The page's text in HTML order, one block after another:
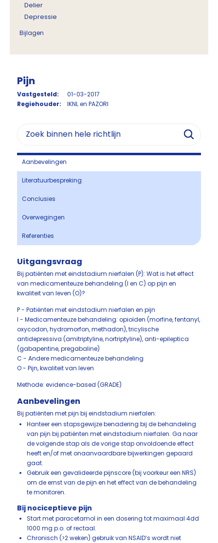
Delier
Depressie
Bijlagen
Pijn
Vastgesteld:
01-03-2017
Regiehouder:
IKNL en PAZORI
Aanbevelingen
Literatuurbespreking
Conclusies
Overwegingen
Referenties
Uitgangsvraag
Bij patiënten met eindstadium nierfalen (P): Wat is het effect
van medicamenteuze behandeling (I en C) op pijn en
kwaliteit van leven (O)?
P - Patiënten met eindstadium nierfalen en pijn
I - Medicamenteuze behandeling: opioïden (morfine, fentanyl,
oxycodon, hydromorfon, methadon), tricylische
antidepressiva (amitriptyline, nortriptyline), anti-epileptica
(gabapentine, pregabaline)
C - Andere medicamenteuze behandeling
O - Pijn, kwaliteit van leven
Methode: evidence-based (GRADE)
Aanbevelingen
Bij patiënten met pijn bij eindstadium nierfalen:
Hanteer een stapsgewijze benadering bij de behandeling
van pijn bij patiënten met eindstadium nierfalen. Ga naar
de volgende stap als de vorige stap onvoldoende effect
heeft en/of met onaanvaardbare bijwerkingen gepaard
gaat.
Gebruik een gevalideerde pijnscore (bij voorkeur een NRS)
om de ernst van de pijn en het effect van de behandeling
te monitoren.
Bij nociceptieve pijn
Start met paracetamol in een dosering tot maximaal 4dd
1000 mg p.o. of rectaal.
Chronisch (>2 weken) gebruik van NSAID’s wordt niet